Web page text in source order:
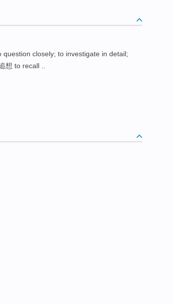
question closely; to investigate in detail;
想 to recall ..